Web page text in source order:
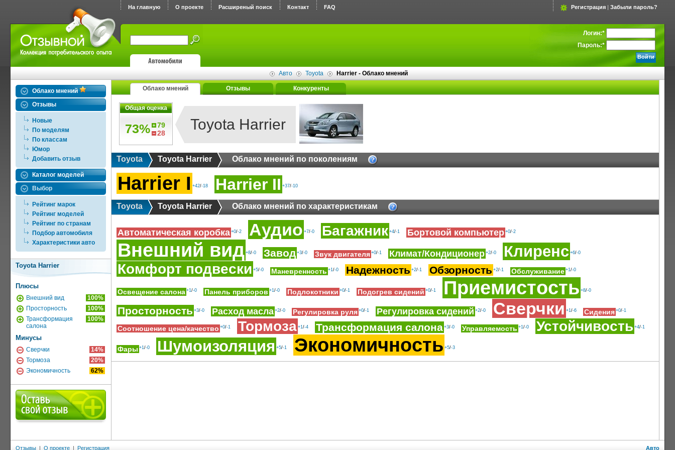
На главную О проекте Расширеный поиск Контакт FAQ Регистрация | Забыли пароль?
Логин:*
Пароль:*
Авто Toyota Harrier - Облако мнений
Облако мнений
Отзывы
Новые
По моделям
По классам
Юмор
Добавить отзыв
Каталог моделей
Выбор
Рейтинг марок
Рейтинг моделей
Рейтинг по странам
Подбор автомобиля
Характеристики авто
Toyota Harrier
Плюсы
Внешний вид
100%
Просторность
100%
Трансформация
салона
100%
Минусы
Сверчки
14%
Тормоза
20%
Экономичность
62%
Облако мнений Отзывы Конкуренты
Общая оценка
73%
79
28
Toyota Harrier
Toyota Toyota Harrier Облако мнений по поколениям
Harrier I +42/-18 Harrier II +37/-10
Toyota Toyota Harrier Облако мнений по характеристикам
Автоматическая коробка +0/-2 Аудио +7/-0 Багажник +4/-1 Бортовой компьютер +0/-2
Внешний вид +8/-0 Завод +3/-0 Звук двигателя +0/-1 Климат/Кондиционер +2/-0 Клиренс +6/-0
Комфорт подвески +5/-0 Маневренность +1/-0 Надежность +2/-1 Обзорность +2/-1 Обслуживание +1/-0
Освещение салона +1/-0 Панель приборов +1/-0 Подлокотники +0/-1 Подогрев сидений +0/-1 Приемистость +8/-0
Просторность +3/-0 Расход масла +2/-0 Регулировка руля +0/-1 Регулировка сидений +2/-0 Сверчки +1/-6 Сидения +0/-1
Соотношение цена/качество +0/-1 Тормоза +1/-4 Трансформация салона +3/-0 Управляемость +1/-0 Устойчивость +4/-1
Фары +1/-0 Шумоизоляция +5/-1 Экономичность +5/-3
Отзывы | О проекте | Регистрация Авто